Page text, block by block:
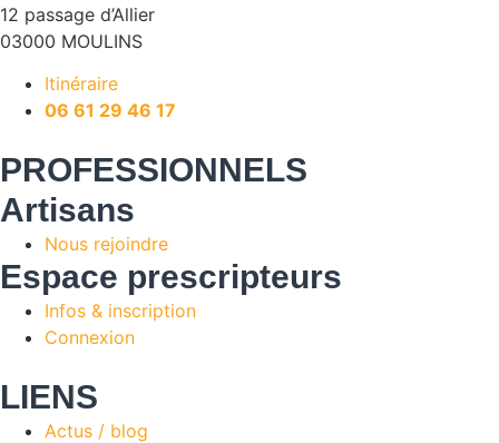
12 passage d’Allier
03000 MOULINS
Itinéraire
06 61 29 46 17
PROFESSIONNELS
Artisans
Nous rejoindre
Espace prescripteurs
Infos & inscription
Connexion
LIENS
Actus / blog